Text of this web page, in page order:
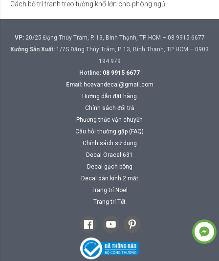
Cách bố trí tranh treo tường khổ lớn cho phòng ngủ
VP:20/25 Đặng Thùy Trâm, P. 13, Bình Thạnh, TP. HCM – 08 9915 6677
Xưởng Sản Xuất: 1/7S Đặng Thùy Trâm, P. 13, Bình Thạnh, TP. HCM – 0903
194 979
Hotline: 08 9915 6677
Email: hoavandecal@gmail.com
Hướng dẫn đặt hàng
Chính sách đổi trả
Phương thức vận chuyển
Câu hỏi thường gặp (FAQ)
Chính sách sử dụng
Decal Oracal 631
Decal gạch bông
Decal dán kính 2 mặt
Trang trí Noel
Trang trí Tết